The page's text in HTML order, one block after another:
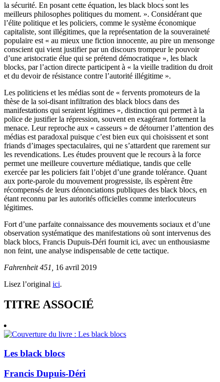
la sécurité. En posant cette équation, les black blocs sont les
meilleurs philosophes politiques du moment. ». Considérant que
l’élite politique et les policiers, comme le système économique
capitaliste, sont illégitimes, que la représentation de la souveraineté
populaire est « au mieux une fiction innocente, au pire un mensonge
conscient qui vient justifier par un discours trompeur le pouvoir
d’une aristocratie élue qui se prétend démocratique », les black
blocks, par l’action directe participent à « la vieille tradition du droit
et du devoir de résistance contre l’autorité illégitime ».
Les politiciens et les médias sont de « fervents promoteurs de la
thèse de la soi-disant infiltration des black blocs dans des
manifestations qui seraient légitimes », distinction qui permet à la
police de justifier la répression, souvent en exagérant fortement la
menace. Leur reproche aux « casseurs » de détourner l’attention des
médias est paradoxal puisque c’est bien eux qui choisissent et sont
friands d’images spectaculaires, qui ne s’attardent que rarement sur
les revendications. Les études prouvent que le recours à la force
permet une meilleure couverture médiatique, tandis que celle
exercée par les policiers fait l’objet d’une grande tolérance. Quant
aux porte-parole du mouvement progressiste, ils espèrent être
récompensés de leurs dénonciations publiques des black blocs, en
étant reconnu par les autorités officielles comme interlocuteurs
légitimes.
Fort d’une parfaite connaissance des mouvements sociaux et d’une
observation systématique des manifestations où sont intervenus des
black blocs, Francis Dupuis-Déri fournit ici, avec un enthousiasme
non feint, une analyse indispensable de cette tactique.
Fahrenheit 451, 16 avril 2019
Lisez l’original ici.
TITRE ASSOCIÉ
Les black blocs
Francis Dupuis-Déri